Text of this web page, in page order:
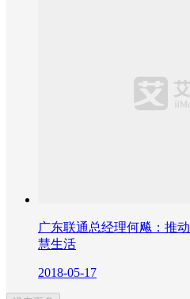
广东联通总经理何飚：推
慧生活
2018-05-17